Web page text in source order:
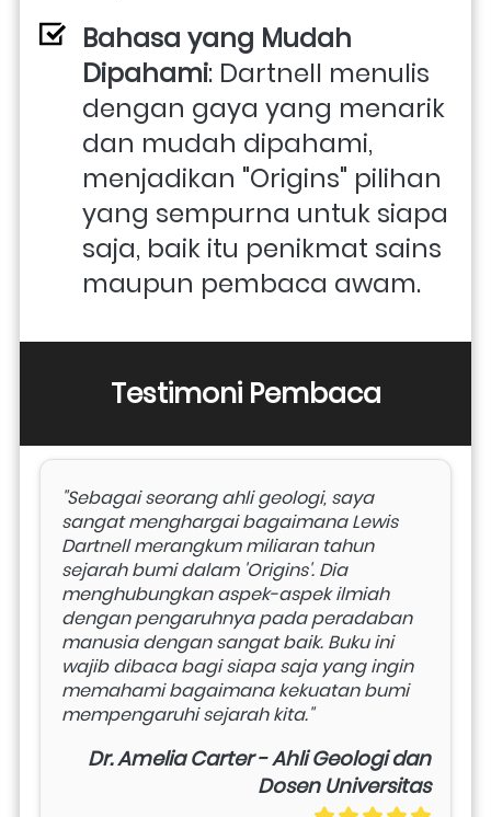
Bahasa yang Mudah
Dipahami: Dartnell menulis
dengan gaya yang menarik
dan mudah dipahami,
menjadikan "Origins" pilihan
yang sempurna untuk siapa
saja, baik itu penikmat sains
maupun pembaca awam.
Testimoni Pembaca
"Sebagai seorang ahli geologi, saya
sangat menghargai bagaimana Lewis
Dartnell merangkum miliaran tahun
sejarah bumi dalam 'Origins'. Dia
menghubungkan aspek-aspek ilmiah
dengan pengaruhnya pada peradaban
manusia dengan sangat baik. Buku ini
wajib dibaca bagi siapa saja yang ingin
memahami bagaimana kekuatan bumi
mempengaruhi sejarah kita."
Dr. Amelia Carter - Ahli Geologi dan
Dosen Universitas